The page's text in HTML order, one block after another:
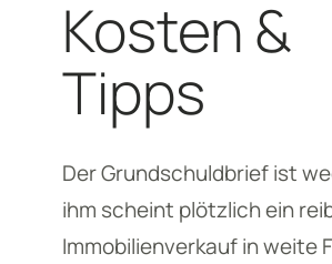
Kosten &
Tipps
Der Grundschuldbrief ist
ihm scheint plötzlich ein
Immobilienverkauf in weite